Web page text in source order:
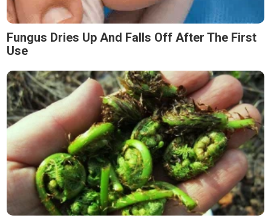
Fungus Dries Up And Falls Off After The First
Use